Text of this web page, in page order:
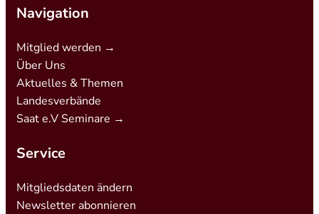
Navigation
Mitglied werden →
Über Uns
Aktuelles & Themen
Landesverbände
Saat e.V Seminare →
Service
Mitgliedsdaten ändern
Newsletter abonnieren